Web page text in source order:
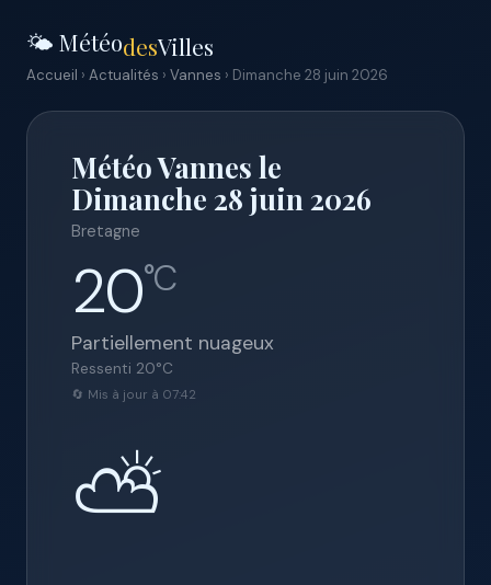
🌤️ MétéodesVilles
Accueil › Actualités › Vannes › Dimanche 28 juin 2026
Météo Vannes le
Dimanche 28 juin 2026
Bretagne
20°C
Partiellement nuageux
Ressenti 20°C
🔄 Mis à jour à 07:42
⛅